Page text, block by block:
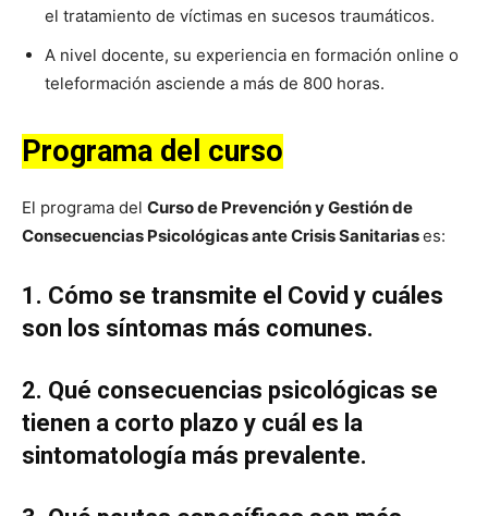
el tratamiento de víctimas en sucesos traumáticos.
A nivel docente, su experiencia en formación online o
teleformación asciende a más de 800 horas.
Programa del curso
El programa del Curso de Prevención y Gestión de
Consecuencias Psicológicas ante Crisis Sanitariases:
1. Cómo se transmite el Covid y cuáles
son los síntomas más comunes.
2. Qué consecuencias psicológicas se
tienen a corto plazo y cuál es la
sintomatología más prevalente.